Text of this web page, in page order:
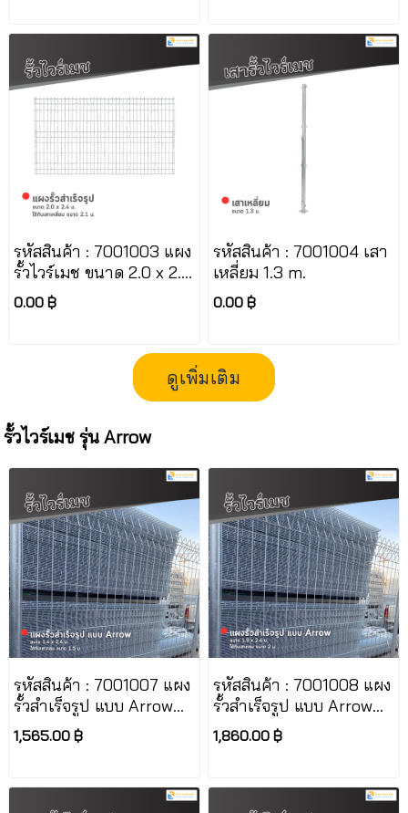
รหัสสินค้า : 7001003 แผง
รั้วไวร์เมช ขนาด 2.0 x 2.4
m.
0.00 ฿
รหัสสินค้า : 7001004 เสา
เหลี่ยม 1.3 m.
0.00 ฿
ดูเพิ่มเติม
รั้วไวร์เมช รุ่น Arrow
รหัสสินค้า : 7001007 แผง
รั้วสำเร็จรูป แบบ Arrow
ขนาด 1.4 x 2.4 ม.
1,565.00 ฿
รหัสสินค้า : 7001008 แผง
รั้วสำเร็จรูป แบบ Arrow
ขนาด 1.9 x 2.4 ม.
1,860.00 ฿